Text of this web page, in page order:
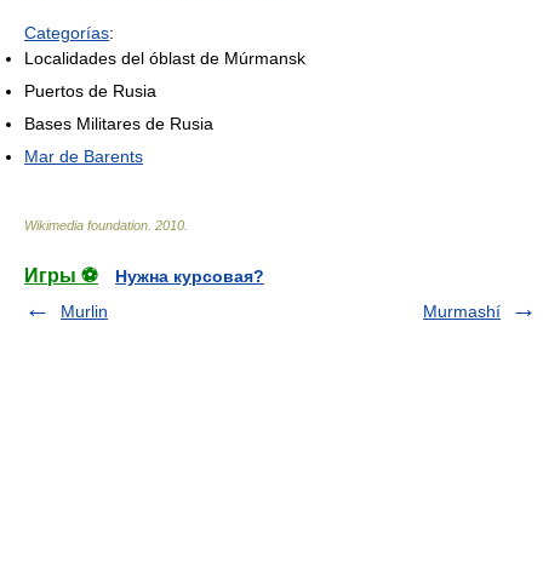
Categorías:
Localidades del óblast de Múrmansk
Puertos de Rusia
Bases Militares de Rusia
Mar de Barents
Wikimedia foundation 2010
Игры ⚽
Нужна курсовая?
Murlin
Murmashí